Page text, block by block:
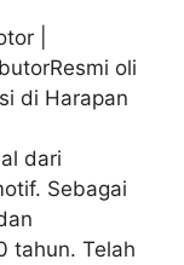
|
oli
di Harapan
dari
Sebagai
tahun. Telah